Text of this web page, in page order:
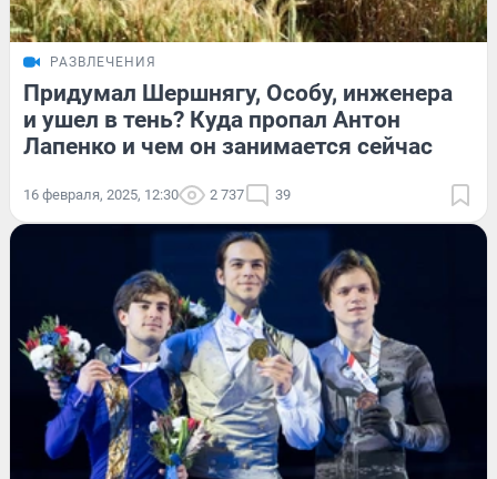
РАЗВЛЕЧЕНИЯ
Придумал Шершнягу, Особу, инженера
и ушел в тень? Куда пропал Антон
Лапенко и чем он занимается сейчас
16 февраля, 2025, 12:30 2 737 39